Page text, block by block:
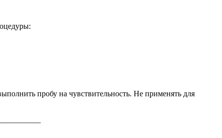
пробу на чувствительность. Не применять для